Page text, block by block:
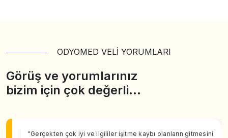
ODYOMED VELİ YORUMLARI
Görüş ve yorumlarınız
bizim için çok değerli…
"Gerçekten çok iyi ve ilgililer işitme kaybı olanların gitmesini